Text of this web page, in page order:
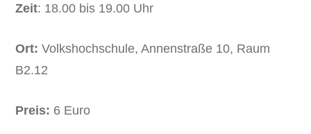
Zeit: 18.00 bis 19.00 Uhr
Ort: Volkshochschule, Annenstraße 10, Raum
B2.12
Preis: 6 Euro